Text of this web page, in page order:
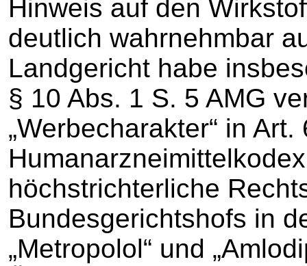
Hinweis auf den
deutlich wahrnehmbar
Landgericht habe
§ 10 Abs. 1 S. 5 AMG
„Werbecharakter“ in Art.
höchstrichterliche
Bundesgerichtshofs in
„Metropolol“ und